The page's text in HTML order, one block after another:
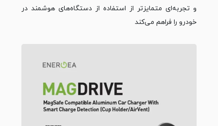
و تجربه‌ای متمایزتر از استفاده از دستگاه‌های هوشمند در
خودرو را فراهم می‌کند